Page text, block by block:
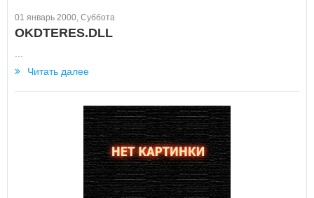
01 январь 2000, Суббота
OKDTERES.DLL
Читать далее